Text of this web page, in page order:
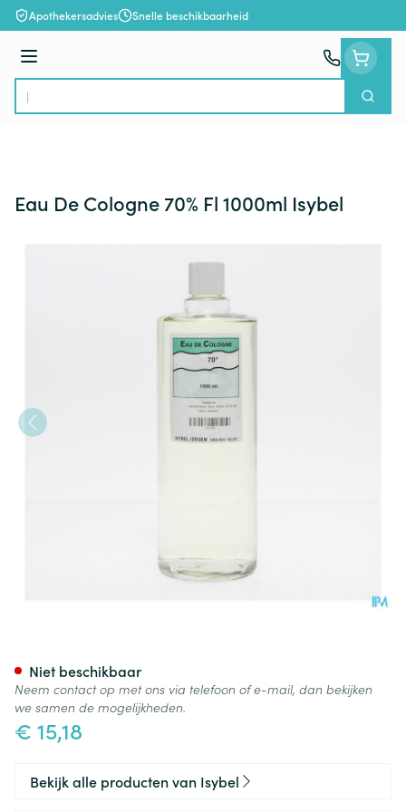
Ga naar de inhoud
Apothekersadvies Snelle beschikbaarheid
Menu
Product, merk, categorie...
Zoek
Eau De Cologne 70% Fl 1000ml Isybel
€ 15,18
Niet beschikbaar
Neem contact op met ons via telefoon of e-mail, dan bekijken
we samen de mogelijkheden.
Bekijk alle producten van Isybel